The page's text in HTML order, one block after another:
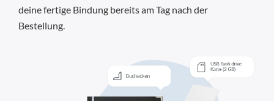
deine fertige Bindung bereits am Tag nach der
Bestellung.